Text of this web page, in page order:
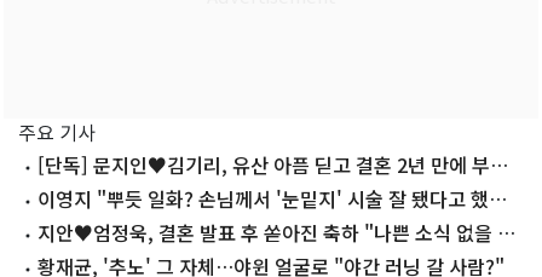
주요 기사
[단독] 문지인♥김기리, 유산 아픔 딛고 결혼 2년 만에 부모
됐다…7일 득남
이영지 "뿌듯 일화? 손님께서 '눈밑지' 시술 잘 됐다고 했을
때"지안♥엄정욱, 결혼 발표 후 쏟아진 축하 "나쁜 소식 없을 예
정"황재균, '추노' 그 자체…야윈 얼굴로 "야간 러닝 갈 사람?"